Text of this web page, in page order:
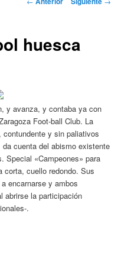
huesca
y avanza, y contaba ya con
Foot-ball Club. La
y sin paliativos
cuenta del abismo existente
Special «Campeones» para
corta, cuello redondo. Sus
encarnarse y ambos
abrirse la participación
.